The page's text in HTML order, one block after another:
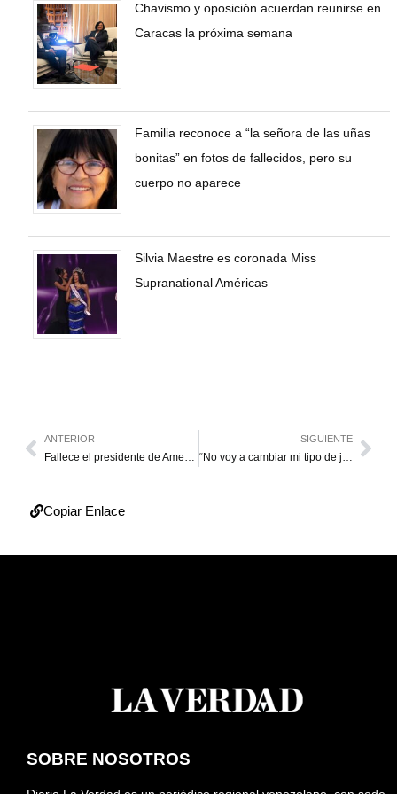
Chavismo y oposición acuerdan reunirse en
Caracas la próxima semana
Familia reconoce a “la señora de las uñas
bonitas” en fotos de fallecidos, pero su
cuerpo no aparece
Silvia Maestre es coronada Miss
Supranational Américas
ANTERIOR
Fallece el presidente de American Express
SIGUIENTE
“No voy a cambiar mi tipo de juego”
Copiar Enlace
SOBRE NOSOTROS